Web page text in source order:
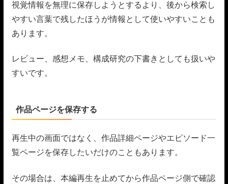
視覚情報を無理に保存しようとするより、後から検索し
やすい言葉で残したほうが情報として使いやすいことも
あります。
レビュー、感想メモ、構成研究の下書きとしても扱いや
すいです。
作品ページを保存する
再生中の画面ではなく、作品詳細ページやエピソード一
覧ページを保存したいだけのこともあります。
その場合は、本編再生を止めてから作品ページ側で確認